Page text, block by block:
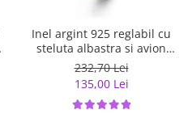
Inel argint 925 reglabil cu
steluta albastra si avion
argintiu - Be Nature IST0047
232,70 Lei
135,00 Lei